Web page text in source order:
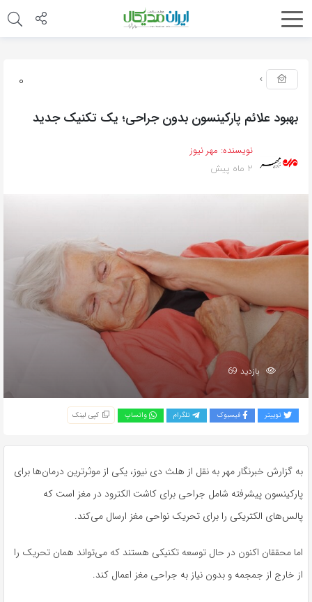
0
بهبود علائم پارکینسون بدون جراحی؛ یک تکنیک جدید
نویسنده: مهر نیوز
2 ماه پیش
بازدید 69
توییتر فیسبوک تلگرام واتساپ کپی لینک
به گزارش خبرنگار مهر به نقل از هلث دی نیوز، یکی از موثرترین درمان‌ها برای
پارکینسون پیشرفته شامل جراحی برای کاشت الکترود در مغز است که
پالس‌های الکتریکی را برای تحریک نواحی مغز ارسال می‌کند.
اما محققان اکنون در حال توسعه تکنیکی هستند که می‌تواند همان تحریک را
از خارج از جمجمه و بدون نیاز به جراحی مغز اعمال کند.